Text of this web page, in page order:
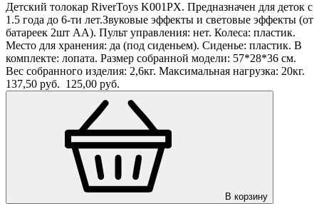
Детский толокар RiverToys K001PX. Предназначен для деток с
1.5 года до 6-ти лет.Звуковые эффекты и световые эффекты (от
батареек 2шт АА). Пульт управления: нет. Колеса: пластик.
Место для хранения: да (под сиденьем). Сиденье: пластик. В
комплекте: лопата. Размер собранной модели: 57*28*36 см.
Вес собранного изделия: 2,6кг. Максимальная нагрузка: 20кг.
137,50 руб. 125,00 руб.
В корзину